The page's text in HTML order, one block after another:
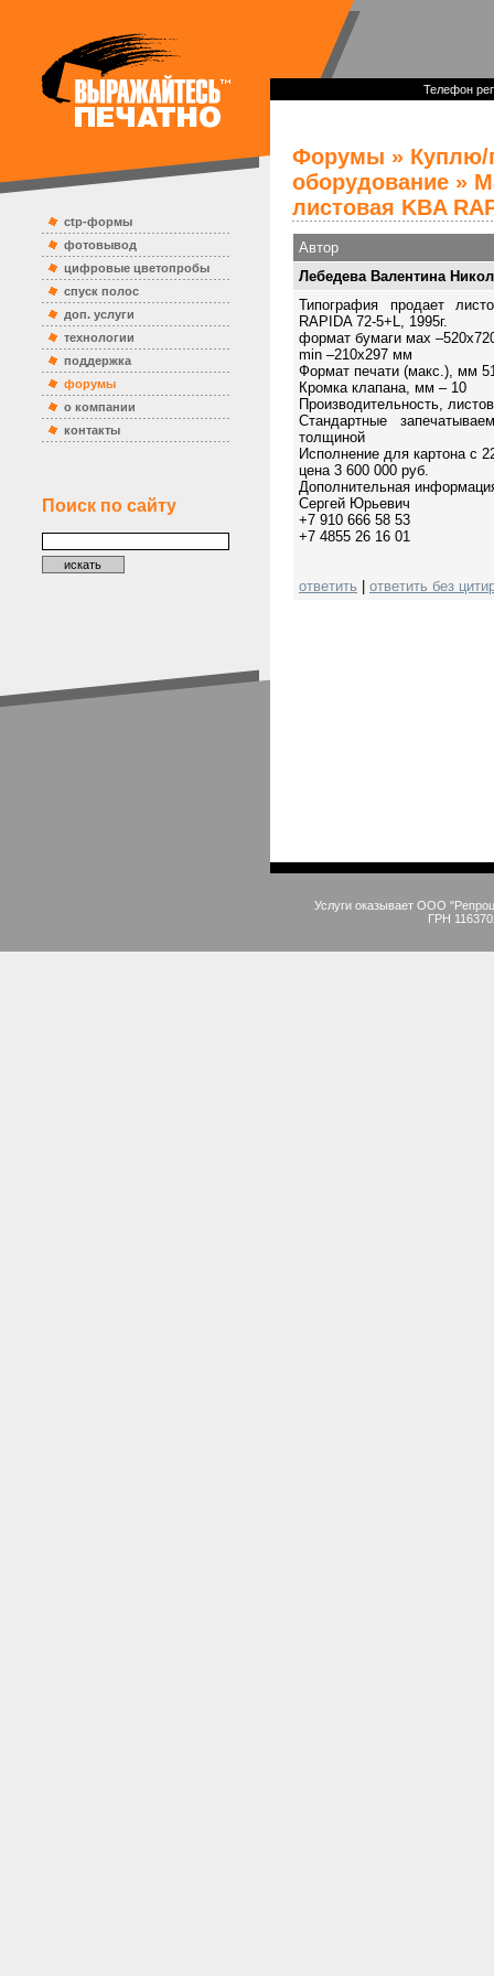
ctp-формы
фотовывод
цифровые цветопробы
спуск полос
доп. услуги
технологии
поддержка
форумы
о компании
контакты
Поиск по сайту
Телефон
Форумы » Куплю/
оборудование »
листовая KBA
Автор
Лебедева Валентина
Типография продает
RAPIDA 72-5+L, 1995г.
формат бумаги мах
min –210х297 мм
Формат печати (макс.), мм
Кромка клапана, мм – 10
Производительность,
Стандартные
толщиной
Исполнение для картона с
цена 3 600 000 руб.
Дополнительная
Сергей Юрьевич
+7 910 666 58 53
+7 4855 26 16 01
ответить ответить без
Услуги оказывает ООО
ГРН